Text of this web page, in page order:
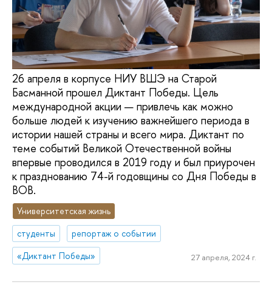
26 апреля в корпусе НИУ ВШЭ на Старой
Басманной прошел Диктант Победы. Цель
международной акции — привлечь как можно
больше людей к изучению важнейшего периода в
истории нашей страны и всего мира. Диктант по
теме событий Великой Отечественной войны
впервые проводился в 2019 году и был приурочен
к празднованию 74-й годовщины со Дня Победы в
ВОВ.
Университетская жизнь
студенты
репортаж о событии
«Диктант Победы»
27 апреля, 2024 г.